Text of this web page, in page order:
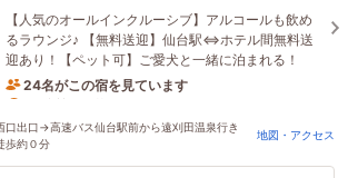
【人気のオールインクルーシブ】アルコールも飲め
るラウンジ♪ 【無料送迎】仙台駅⇔ホテル間無料送
迎あり！【ペット可】ご愛犬と一緒に泊まれる！
24名がこの宿を見ています
口出口→高速バス仙台駅前から遠刈田温泉行き
歩約０分
地図・アクセス